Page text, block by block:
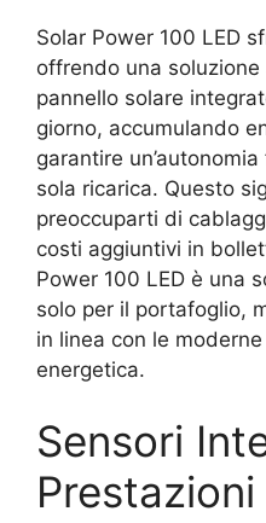
Solar Power 100 LED
offrendo una
pannello solare
giorno, accumulando
garantire
sola ricarica. Questo
preoccuparti di
costi aggiuntivi in
Power 100 LED è una
solo per il portafoglio,
in linea con le
energetica.
Sensori